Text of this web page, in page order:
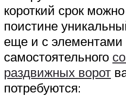
короткий срок
поистине
еще и с элементами
самостоятельного
раздвижных ворот
потребуются: